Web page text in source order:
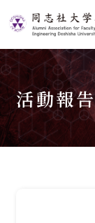
活動報